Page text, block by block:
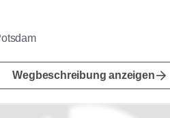
Wegbeschreibung anzeigen